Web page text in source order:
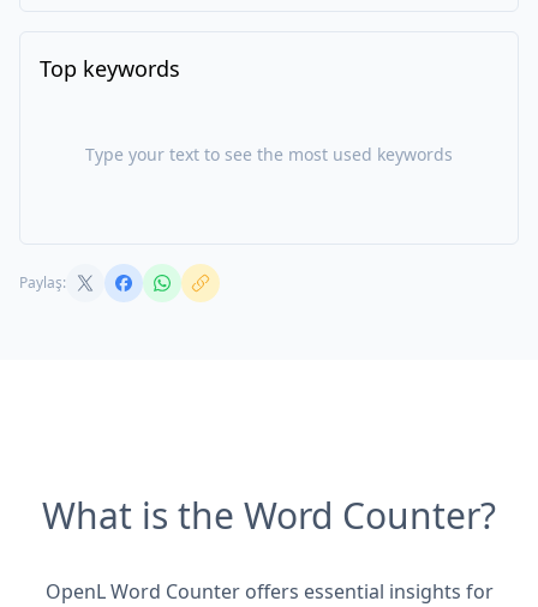
Top keywords
Type your text to see the most used keywords
Paylaş:
What is the Word Counter?
OpenL Word Counter offers essential insights for